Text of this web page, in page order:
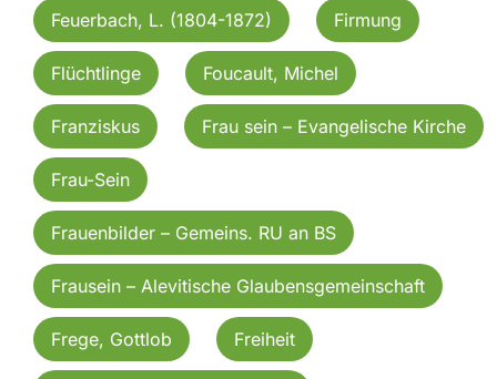
Feuerbach, L. (1804-1872) Firmung
Flüchtlinge Foucault, Michel
Franziskus Frau sein – Evangelische Kirche
Frau-Sein
Frauenbilder – Gemeins. RU an BS
Frausein – Alevitische Glaubensgemeinschaft
Frege, Gottlob Freiheit